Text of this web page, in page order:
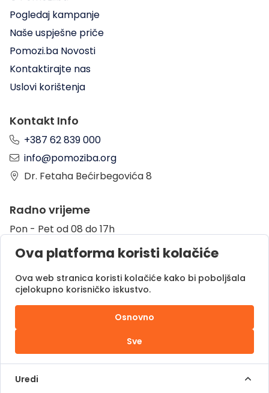
Pogledaj kampanje
Naše uspješne priče
Pomozi.ba Novosti
Kontaktirajte nas
Uslovi korištenja
Kontakt Info
+387 62 839 000
info@pomoziba.org
Dr. Fetaha Bećirbegovića 8
Radno vrijeme
Pon - Pet od 08 do 17h
Sub od 10 do 17h
Nedjelja - neradni dan
Donacije putem
Powered by
Ova platforma koristi kolačiće
Ova web stranica koristi kolačiće kako bi poboljšala
cjelokupno korisničko iskustvo.
Osnovno
Sve
Uredi